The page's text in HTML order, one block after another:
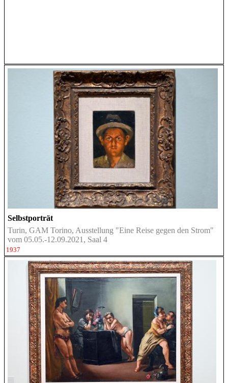
Selbstporträt
Turin, GAM Torino, Ausstellung "Eine Reise gegen den Strom"
vom 05.05.-12.09.2021, Saal 4
1937